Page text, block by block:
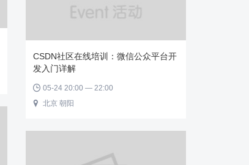
CSDN社区在线培训：微信公众平台开
发入门详解
 05-24 20:00 — 22:00
 北京 朝阳